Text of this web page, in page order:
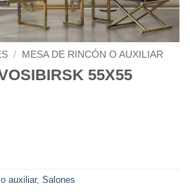
/ MESA DE RINCÓN O AUXILIAR
55X55
auxiliar, Salones